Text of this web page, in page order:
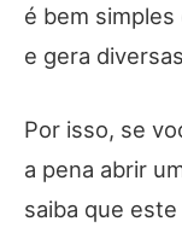
é bem
e gera
Por isso, se
a pena abrir
saiba que